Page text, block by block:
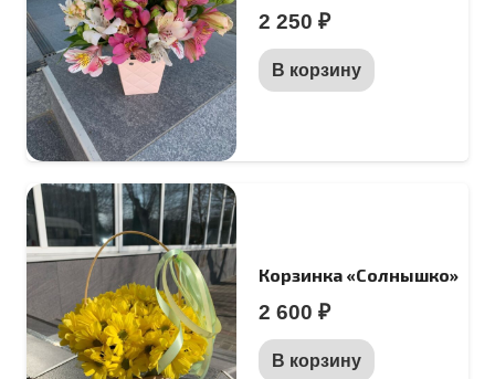
2 250 ₽
В корзину
Корзинка «Солнышко»
2 600 ₽
В корзину